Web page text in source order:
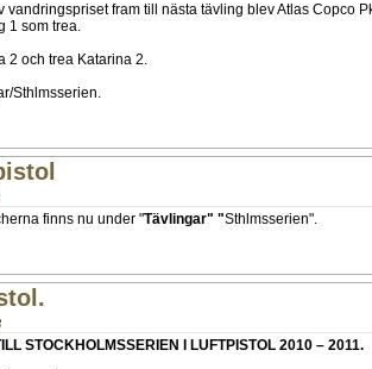
fram till nästa tävling blev Atlas Copco
1 som trea.
2 och trea Katarina 2.
Sthlmsserien.
finns nu under "Tävlingar" "Sthlmsserien".
STOCKHOLMSSERIEN I LUFTPISTOL 2010 – 2011.